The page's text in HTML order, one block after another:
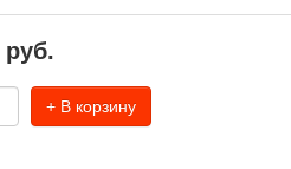
+ В корзину